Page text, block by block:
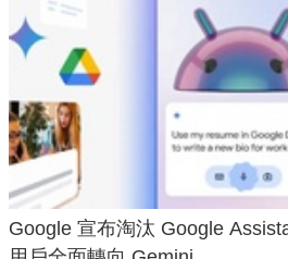
Google 宣布淘汰 Google